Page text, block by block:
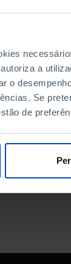
a
o
Se
de
DATA DE FIM